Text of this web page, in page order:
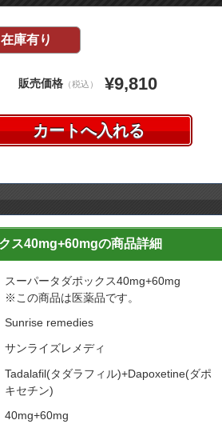
在庫有り
販売価格 （税込） ¥9,810
ス40mg+60mgの商品詳細
スーパータダポックス40mg+60mg
※この商品は医薬品です。
Sunrise remedies
サンライズレメディ
Tadalafil(タダラフィル)+Dapoxetine(ダポ
キセチン)
40mg+60mg